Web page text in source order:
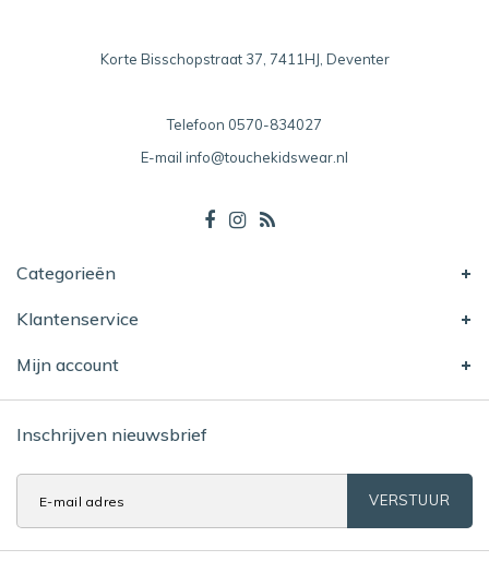
Korte Bisschopstraat 37, 7411HJ, Deventer
Telefoon 0570-834027
E-mail info@touchekidswear.nl
Categorieën
Klantenservice
Mijn account
Inschrijven nieuwsbrief
VERSTUUR